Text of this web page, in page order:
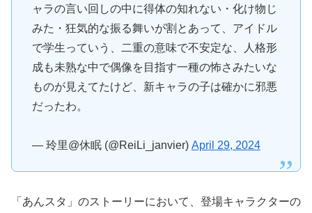
ャラの言い回しの中に得体の知れない・化け物じ
みた・狂気的な振る舞いが割とあって、アイドル
で学生っていう、二重の意味で不安定な、人格形
成も未熟な中で偶像を目指す一種の怖さみたいな
ものが見えてたけど、新キャラの子は確かに邪悪
だったわ。
— 玲里@休眠 (@ReiLi_janvier) April 29, 2024
「あんスタ」のストーリーにおいて、登場キャラクターの